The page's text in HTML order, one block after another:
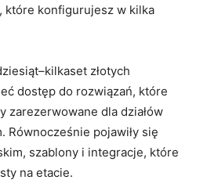
które konfigurujesz w kilka
złotych
dostęp do rozwiązań, które
zarezerwowane dla działów
Równocześnie pojawiły się
szablony i integracje, które
na etacie.